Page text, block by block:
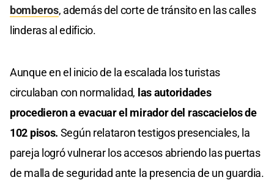
bomberos, además del corte de tránsito en las calles
linderas al edificio.
Aunque en el inicio de la escalada los turistas
circulaban con normalidad, las autoridades
procedieron a evacuar el mirador del rascacielos de
102 pisos. Según relataron testigos presenciales, la
pareja logró vulnerar los accesos abriendo las puertas
de malla de seguridad ante la presencia de un guardia.